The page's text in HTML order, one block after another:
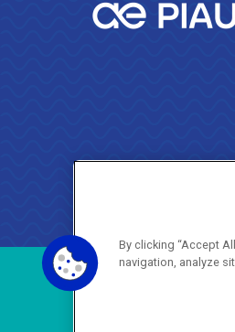
By clicking “Accept
navigation, analyze